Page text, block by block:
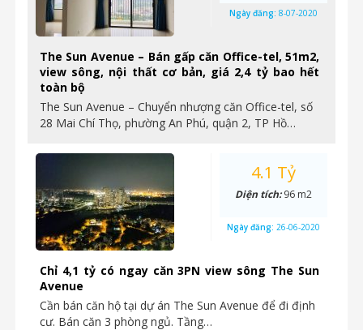
The Sun Avenue – Bán gấp căn Office-tel, 51m2,
view sông, nội thất cơ bản, giá 2,4 tỷ bao hết
toàn bộ
The Sun Avenue – Chuyển nhượng căn Office-tel, số
28 Mai Chí Thọ, phường An Phú, quận 2, TP Hồ…
Ngày đăng: 8-07-2020
Chỉ 4,1 tỷ có ngay căn 3PN view sông The Sun
Avenue
Cần bán căn hộ tại dự án The Sun Avenue để đi định
cư. Bán căn 3 phòng ngủ. Tầng…
4.1 Tỷ
Diện tích:96 m2
Ngày đăng: 26-06-2020